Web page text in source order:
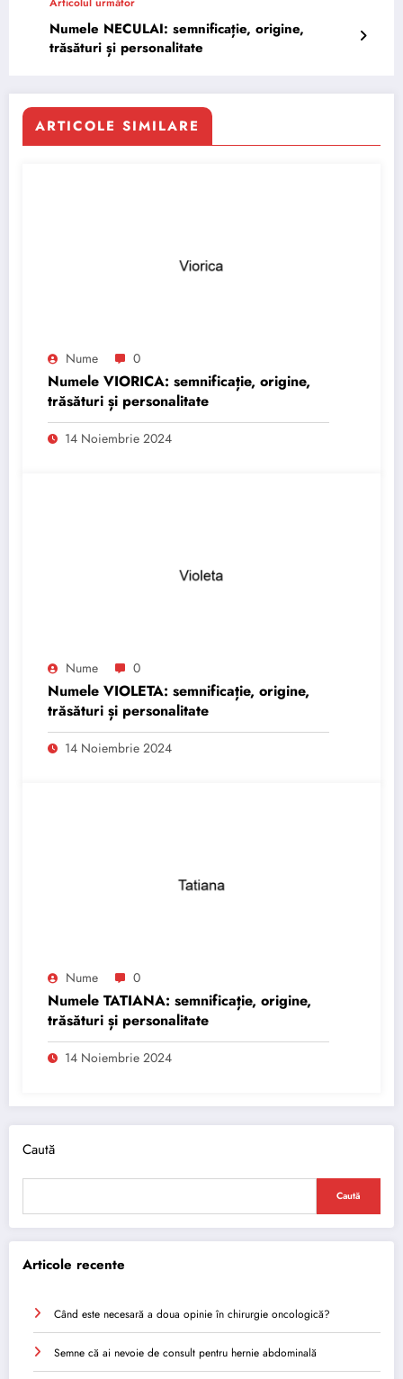
Numele NECULAI: semnificație, origine,
trăsături și personalitate
ARTICOLE SIMILARE
Nume 0
Numele VIORICA: semnificație, origine,
trăsături și personalitate
14 Noiembrie 2024
Nume 0
Numele VIOLETA: semnificație, origine,
trăsături și personalitate
14 Noiembrie 2024
Nume 0
Numele TATIANA: semnificație, origine,
trăsături și personalitate
14 Noiembrie 2024
Caută
Caută
Articole recente
Când este necesară a doua opinie în chirurgie oncologică?
Semne că ai nevoie de consult pentru hernie abdominală